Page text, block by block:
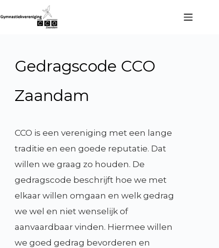
Gedragscode CCO
Zaandam
CCO is een vereniging met een lange
traditie en een goede reputatie. Dat
willen we graag zo houden. De
gedragscode beschrijft hoe we met
elkaar willen omgaan en welk gedrag
we wel en niet wenselijk of
aanvaardbaar vinden. Hiermee willen
we goed gedrag bevorderen en